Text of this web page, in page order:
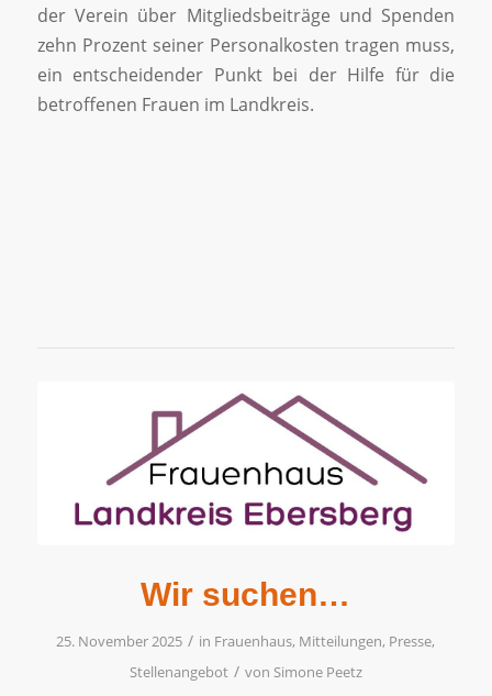
der Verein über Mitgliedsbeiträge und Spenden
zehn Prozent seiner Personalkosten tragen muss,
ein entscheidender Punkt bei der Hilfe für die
betroffenen Frauen im Landkreis.
Wir suchen…
25. November 2025 / in Frauenhaus, Mitteilungen, Presse,
Stellenangebot / von Simone Peetz